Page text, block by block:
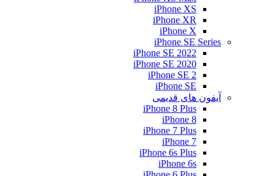
iPhone XS
iPhone XR
iPhone X
iPhone SE Series
iPhone SE 2022
iPhone SE 2020
iPhone SE 2
iPhone SE
آیفون های قدیمی
iPhone 8 Plus
iPhone 8
iPhone 7 Plus
iPhone 7
iPhone 6s Plus
iPhone 6s